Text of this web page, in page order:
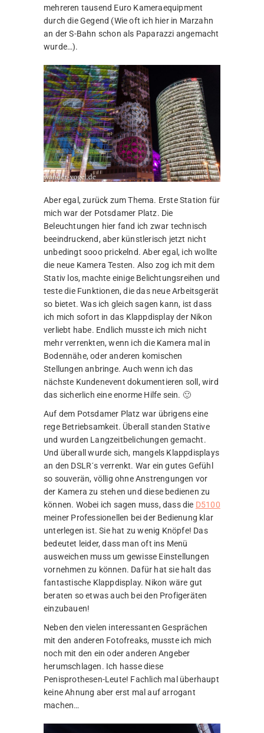
mehreren tausend Euro Kameraequipment
durch die Gegend (Wie oft ich hier in Marzahn
an der S-Bahn schon als Paparazzi angemacht
wurde…).
Aber egal, zurück zum Thema. Erste Station für
mich war der Potsdamer Platz. Die
Beleuchtungen hier fand ich zwar technisch
beeindruckend, aber künstlerisch jetzt nicht
unbedingt sooo prickelnd. Aber egal, ich wollte
die neue Kamera Testen. Also zog ich mit dem
Stativ los, machte einige Belichtungsreihen und
teste die Funktionen, die das neue Arbeitsgerät
so bietet. Was ich gleich sagen kann, ist dass
ich mich sofort in das Klappdisplay der Nikon
verliebt habe. Endlich musste ich mich nicht
mehr verrenkten, wenn ich die Kamera mal in
Bodennähe, oder anderen komischen
Stellungen anbringe. Auch wenn ich das
nächste Kundenevent dokumentieren soll, wird
das sicherlich eine enorme Hilfe sein. 🙂
Auf dem Potsdamer Platz war übrigens eine
rege Betriebsamkeit. Überall standen Stative
und wurden Langzeitbelichungen gemacht.
Und überall wurde sich, mangels Klappdisplays
an den DSLR´s verrenkt. War ein gutes Gefühl
so souverän, völlig ohne Anstrengungen vor
der Kamera zu stehen und diese bedienen zu
können. Wobei ich sagen muss, dass die D5100
meiner Professionellen bei der Bedienung klar
unterlegen ist. Sie hat zu wenig Knöpfe! Das
bedeutet leider, dass man oft ins Menü
ausweichen muss um gewisse Einstellungen
vornehmen zu können. Dafür hat sie halt das
fantastische Klappdisplay. Nikon wäre gut
beraten so etwas auch bei den Profigeräten
einzubauen!
Neben den vielen interessanten Gesprächen
mit den anderen Fotofreaks, musste ich mich
noch mit den ein oder anderen Angeber
herumschlagen. Ich hasse diese
Penisprothesen-Leute! Fachlich mal überhaupt
keine Ahnung aber erst mal auf arrogant
machen…